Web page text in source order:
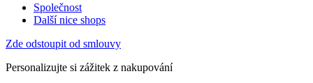
Společnost
Další nice shops
Zde odstoupit od smlouvy
Personalizujte si zážitek z nakupování